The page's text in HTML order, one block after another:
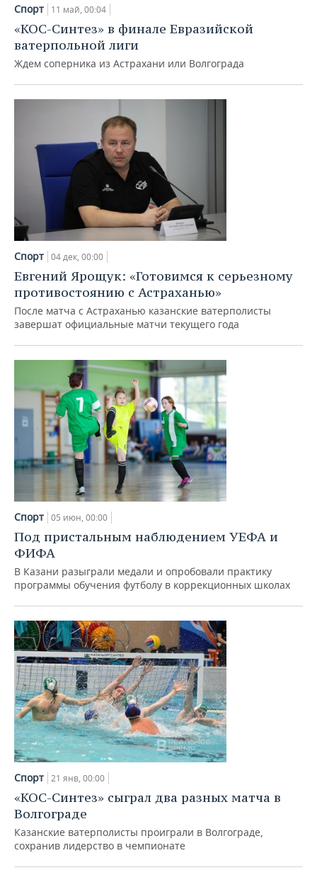
НЕФТЕХИМИЯ
НЕФТЬ
ОПК
ЭНЕРГЕТИКА
РОЗНИЧНАЯ ТОРГОВЛЯ
ТРАНСПОРТ
НОВОСТИ ТЕХНОЛОГИЙ
IT
ТЕЛЕКОММУНИКАЦИИ
МЕРОПРИЯТИЯ
НОВОСТИ МЕРОПРИЯТИЙ
БИЗНЕС-БРАНЧИ
ONLINE-КОНФЕРЕНЦИИ
ОТКРЫТАЯ ЛЕКЦИЯ
СПОРТ
ХОККЕЙ
БАСКЕТБОЛ
ВОЛЕЙБОЛ
КИБЕРСПОРТ
ФИГУРНОЕ КАТАНИЕ
ВОДНЫЕ ВИДЫ СПОРТА
НОВОСТИ ОБЩЕСТВА
ВЛАСТЬ
ИНФРАСТРУКТУРА
ИСТОРИЯ
КУЛЬТУРА
МЕДИЦИНА
ОБРАЗОВАНИЕ
СЮЖЕТЫ
СПРАВОЧНИК
СПИСОК ПЕРСОН
СПИСОК КОМПАНИЙ
ПОЛНАЯ ВЕРСИЯ
Спорт 11 май, 00:04
«КОС-Синтез» в финале Евразийской
ватерпольной лиги
Ждем соперника из Астрахани или Волгограда
Спорт 04 дек, 00:00
Евгений Ярощук: «Готовимся к серьезному
противостоянию с Астраханью»
После матча с Астраханью казанские ватерполисты
завершат официальные матчи текущего года
Спорт 05 июн, 00:00
Под пристальным наблюдением УЕФА и
ФИФА
В Казани разыграли медали и опробовали практику
программы обучения футболу в коррекционных школах
Спорт 21 янв, 00:00
«КОС-Синтез» сыграл два разных матча в
Волгограде
Казанские ватерполисты проиграли в Волгограде,
сохранив лидерство в чемпионате